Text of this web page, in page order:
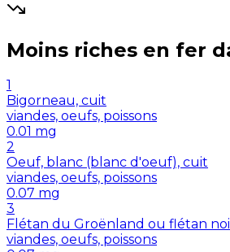
Moins riches en fer
1
Bigorneau, cuit
viandes, oeufs, poissons
0.01 mg
2
Oeuf, blanc (blanc d'oeuf), cuit
viandes, oeufs, poissons
0.07 mg
3
Flétan du Groënland ou flétan
viandes, oeufs, poissons